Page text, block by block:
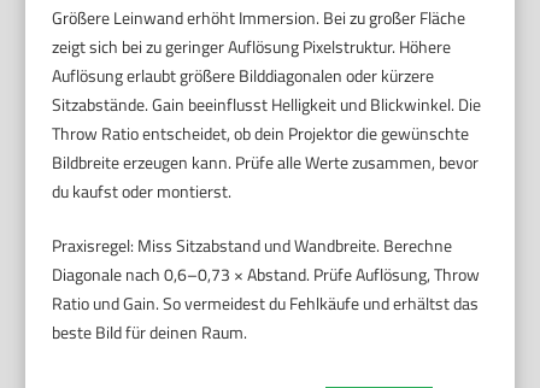
Größere Leinwand erhöht Immersion. Bei zu großer Fläche
zeigt sich bei zu geringer Auflösung Pixelstruktur. Höhere
Auflösung erlaubt größere Bilddiagonalen oder kürzere
Sitzabstände. Gain beeinflusst Helligkeit und Blickwinkel. Die
Throw Ratio entscheidet, ob dein Projektor die gewünschte
Bildbreite erzeugen kann. Prüfe alle Werte zusammen, bevor
du kaufst oder montierst.
Praxisregel: Miss Sitzabstand und Wandbreite. Berechne
Diagonale nach 0,6–0,73 × Abstand. Prüfe Auflösung, Throw
Ratio und Gain. So vermeidest du Fehlkäufe und erhältst das
beste Bild für deinen Raum.